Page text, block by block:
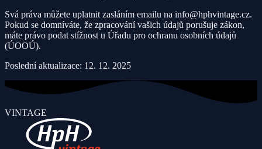
Svá práva můžete uplatnit zasláním emailu na info@hphvintage.cz.
Pokud se domníváte, že zpracování vašich údajů porušuje zákon,
máte právo podat stížnost u Úřadu pro ochranu osobních údajů
(ÚOOÚ).
Poslední aktualizace: 12. 12. 2025
VINTAGE